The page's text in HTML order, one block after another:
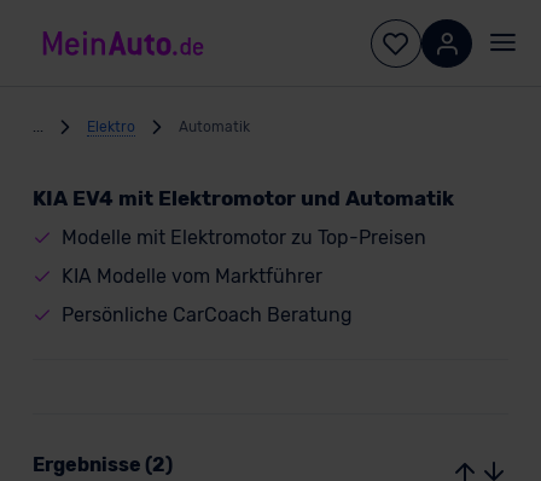
Elektro Automatik
KIA EV4 mit Elektromotor und Automatik
Modelle mit Elektromotor zu Top-Preisen
KIA Modelle vom Marktführer
Persönliche CarCoach Beratung
Ergebnisse (2)